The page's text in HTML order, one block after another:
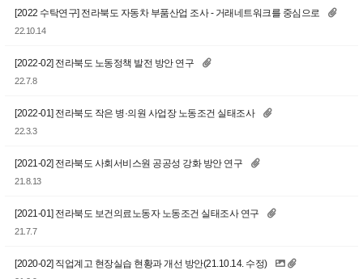
[2022 수탁연구] 전라북도 자동차 부품산업 조사 - 거래네트워크를 중심으로
22.10.14
[2022-02] 전라북도 노동정책 발전 방안 연구
22.7.8
[2022-01] 전라북도 작은 병·의원 사업장 노동조건 실태조사
22.3.3
[2021-02] 전라북도 사회서비스원 공공성 강화 방안 연구
21.8.13
[2021-01] 전라북도 보건의료노동자 노동조건 실태조사 연구
21.7.7
[2020-02] 직업계고 현장실습 현황과 개선 방안(21.10.14. 수정)